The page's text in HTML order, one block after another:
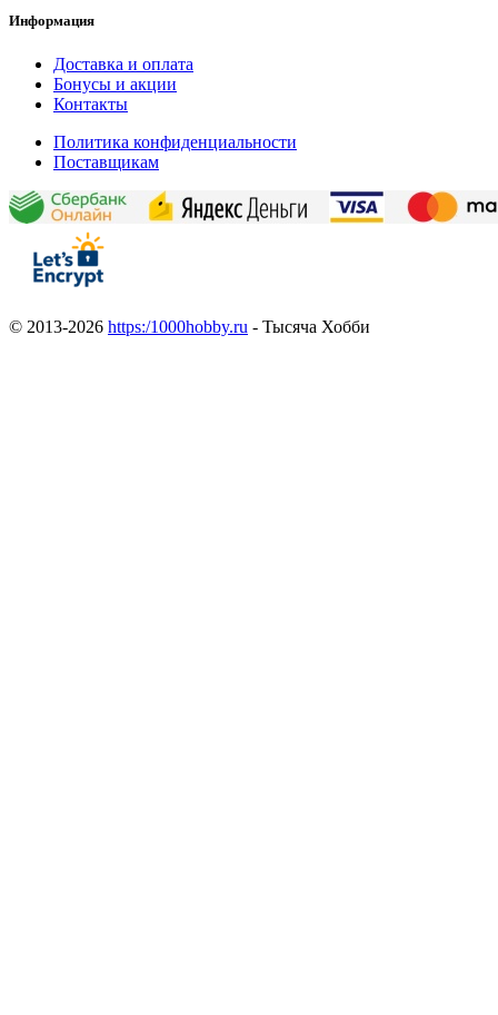
Информация
Доставка и оплата
Бонусы и акции
Контакты
Политика конфиденциальности
Поставщикам
© 2013-2026 https:/1000hobby.ru - Тысяча Хобби